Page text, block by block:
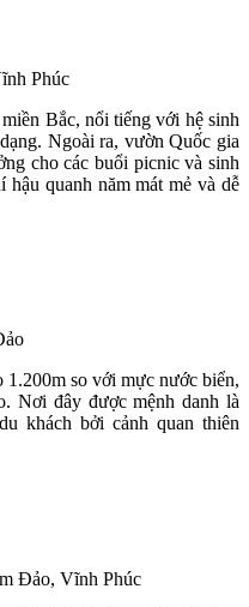
Phúc
Bắc, nổi tiếng với hệ sinh
Ngoài ra, vườn Quốc gia
cho các buổi picnic và sinh
quanh năm mát mẻ và dễ
so với mực nước biển,
Nơi đây được mệnh danh là
khách bởi cảnh quan thiên
Đảo, Vĩnh Phúc